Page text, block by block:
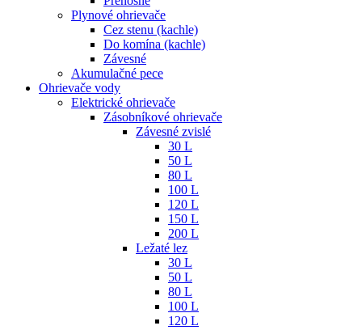
Plynové ohrievače
Cez stenu (kachle)
Do komína (kachle)
Závesné
Akumulačné pece
Ohrievače vody
Elektrické ohrievače
Zásobníkové ohrievače
Závesné zvislé
30 L
50 L
80 L
100 L
120 L
150 L
200 L
Ležaté lez
30 L
50 L
80 L
100 L
120 L